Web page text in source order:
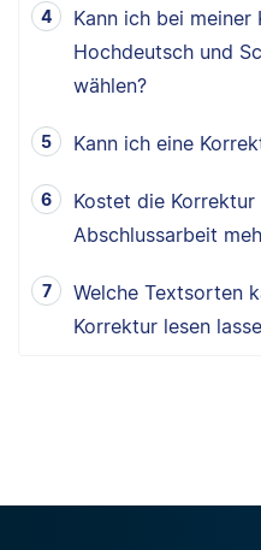
Kann ich bei
Hochdeutsch und
wählen?
Kann ich eine
Kostet die
Abschlussarbeit
Welche Textsorten
Korrektur lesen